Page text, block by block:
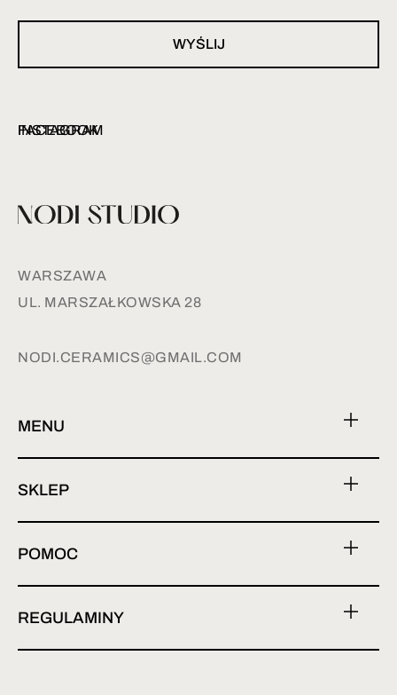
WYŚLIJ
INSTAGRAM
FACEBOOK
WARSZAWA
UL. MARSZAŁKOWSKA 28
NODI.CERAMICS@GMAIL.COM
MENU
SKLEP
POMOC
REGULAMINY